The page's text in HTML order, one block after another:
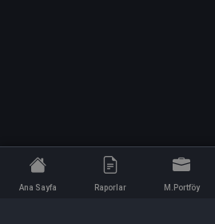
Ana Sayfa Raporlar M.Portföy